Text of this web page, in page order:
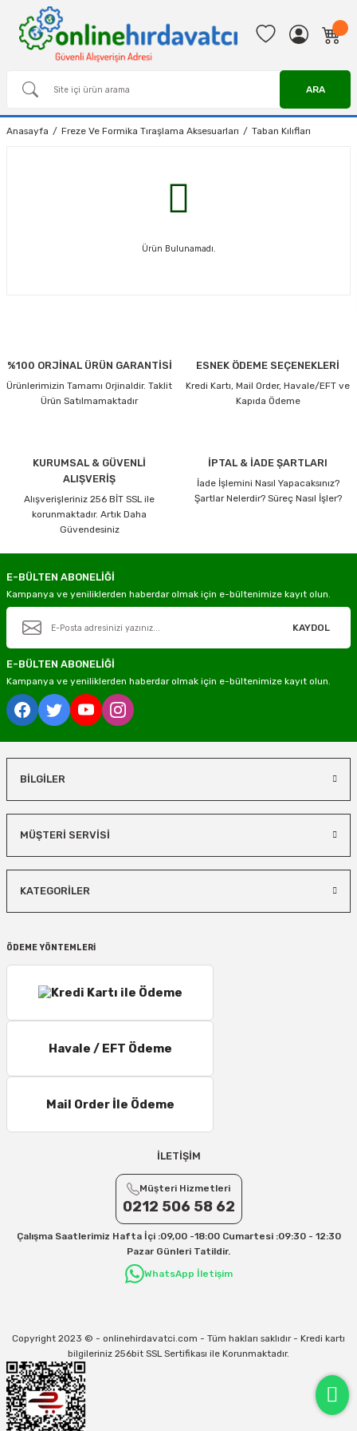
ARA
Anasayfa Freze Ve Formika Tıraşlama Aksesuarları Taban Kılıfları
Ürün Bulunamadı.
%100 ORJİNAL ÜRÜN GARANTİSİ
Ürünlerimizin Tamamı Orjinaldir. Taklit
Ürün Satılmamaktadır
ESNEK ÖDEME SEÇENEKLERİ
Kredi Kartı, Mail Order, Havale/EFT ve
Kapıda Ödeme
KURUMSAL & GÜVENLİ
ALIŞVERİŞ
Alışverişleriniz 256 BİT SSL ile
korunmaktadır. Artık Daha
Güvendesiniz
İPTAL & İADE ŞARTLARI
İade İşlemini Nasıl Yapacaksınız?
Şartlar Nelerdir? Süreç Nasıl İşler?
E-BÜLTEN ABONELİĞİ
Kampanya ve yeniliklerden haberdar olmak için e-bültenimize kayıt olun.
KAYDOL
E-BÜLTEN ABONELİĞİ
Kampanya ve yeniliklerden haberdar olmak için e-bültenimize kayıt olun.
BİLGİLER
MÜŞTERİ SERVİSİ
KATEGORİLER
ÖDEME YÖNTEMLERİ
Havale / EFT Ödeme
Mail Order İle Ödeme
İLETİŞİM
Müşteri Hizmetleri
0212 506 58 62
Çalışma Saatlerimiz Hafta İçi :09,00 -18:00 Cumartesi :09:30 - 12:30
Pazar Günleri Tatildir.
WhatsApp İletişim
Copyright 2023 © - onlinehirdavatci.com - Tüm hakları saklıdır - Kredi kartı
bilgileriniz 256bit SSL Sertifikası ile Korunmaktadır.